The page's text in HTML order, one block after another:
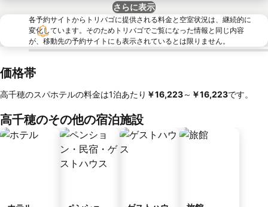
さらに表示
各予約サイトからトリバゴに提供される料金と空室状況は、継続的に
変化しています。そのためトリバゴでご覧になった情報と同じ内容
が、移動先の予約サイトにも表示されているとは限りません。
価格帯
高千穂のスパホテルの料金は1泊あたり ‎￥16,223～ ‎￥16,223です。
高千穂のその他の宿泊施設